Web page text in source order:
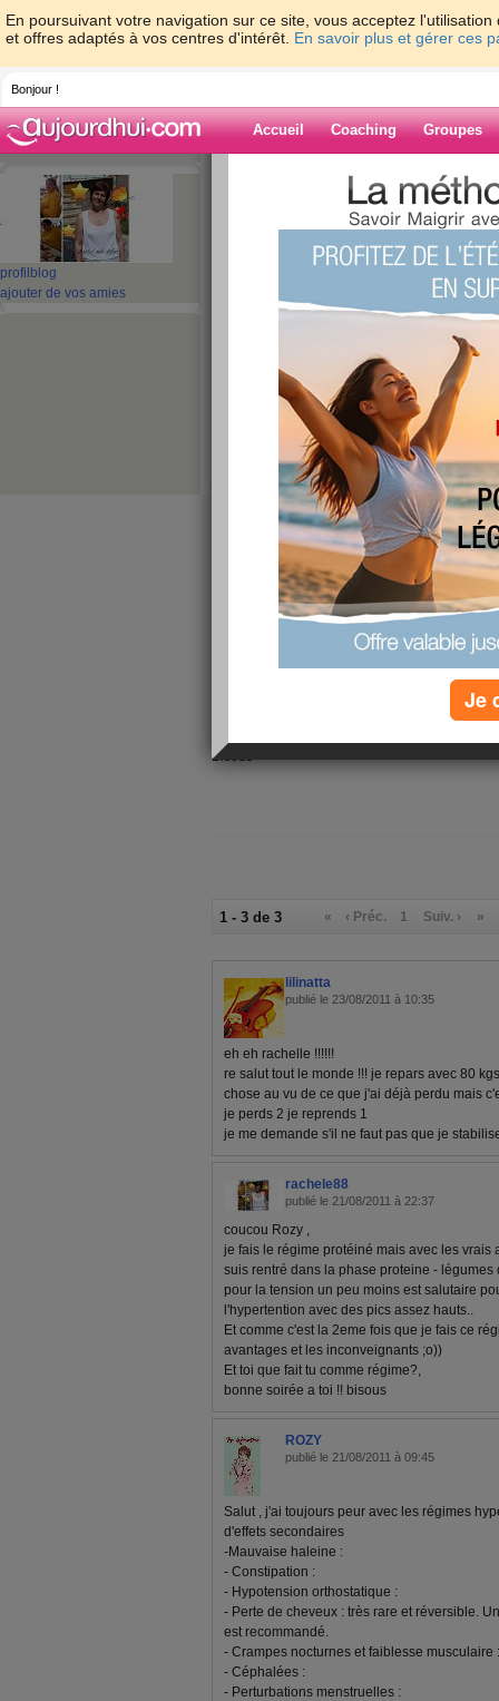
En poursuivant votre navigation sur ce site, vous acceptez
et offres adaptés à vos centres d'intérêt. En savoir plus et gérer ces
Bonjour !
Accueil Coaching Groupes
profil blog
ajouter de vos amies
> > bilan
Blog de
bilan des 5 jours
voilà le bilan des 5 jours d'attaque...
ce matin sur la balance -1,600 kg c'ets pas
n'oublie pas que c'est ma 2eme fois avec
je suis quand même satisfaite même si je dois
Aujourd'hui nous avons du monde a la maison
tout le monde et ensuite pierrade avec salades
Comme ca pas de souci de cuisson ligth , je
Ce matin j'ai commencé a 6h30 un peu de
donc voilà a partir d'aujourd'hui Pl je ne sais
Je vous souhaite a toutes une excelente
Bisous
1 - 3 de 3 « ‹ Préc. 1 Suiv. › »
lilinatta
publié le 23/08/2011 à 10:35
eh eh rachelle !!!!!!
re salut tout le monde !!! je repars avec 80
chose au vu de ce que j'ai déjà perdu mais
je perds 2 je reprends 1
je me demande s'il ne faut pas que je
rachele88
publié le 21/08/2011 à 22:37
coucou Rozy ,
je fais le régime protéiné mais avec les vrais
suis rentré dans la phase proteine - légumes
pour la tension un peu moins est salutaire
l'hypertention avec des pics assez hauts..
Et comme c'est la 2eme fois que je fais ce
avantages et les inconveignants ;o))
Et toi que fait tu comme régime?,
bonne soirée a toi !! bisous
ROZY
publié le 21/08/2011 à 09:45
Salut , j'ai toujours peur avec les régimes
d'effets secondaires
-Mauvaise haleine :
- Constipation :
- Hypotension orthostatique :
- Perte de cheveux : très rare et réversible.
est recommandé.
- Crampes nocturnes et faiblesse musculaire :
- Céphalées :
- Perturbations menstruelles :
Je